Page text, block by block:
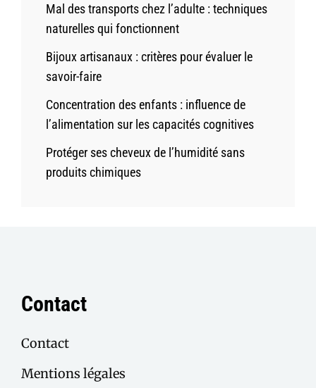
Mal des transports chez l’adulte : techniques
naturelles qui fonctionnent
Bijoux artisanaux : critères pour évaluer le
savoir-faire
Concentration des enfants : influence de
l’alimentation sur les capacités cognitives
Protéger ses cheveux de l’humidité sans
produits chimiques
Contact
Contact
Mentions légales